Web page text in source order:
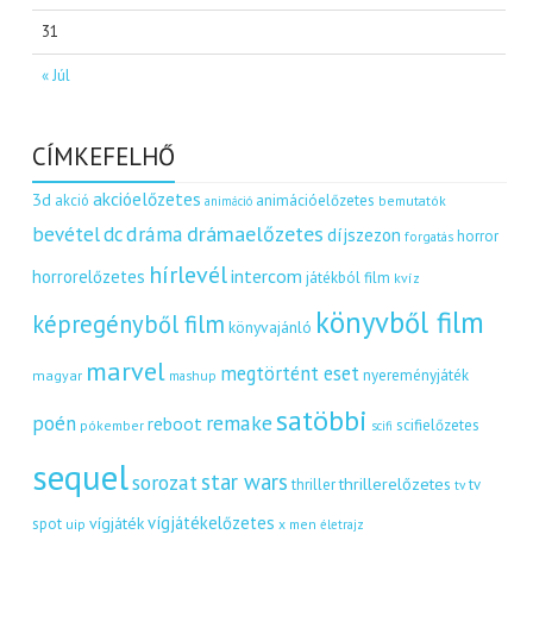
« Júl
31
CÍMKEFELHŐ
3d akció akcióelőzetes animáció animációelőzetes bemutatók
bevételdcdráma drámaelőzetes díjszezon forgatás horror
horrorelőzetes hírlevélintercom játékból film kvíz
képregényből film könyvajánló könyvből film
magyar marvel mashup megtörtént eset nyereményjáték
poén pókember reboot remakesatöbbi scifi scifielőzetes
sequelsorozatstar wars thriller thrillerelőzetes tv tv
spot uip vígjátékvígjátékelőzetes x men életrajz